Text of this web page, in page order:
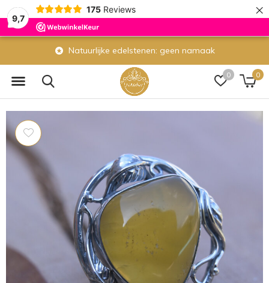
9,7
175 Reviews ×
0 0
Natuurlijke edelstenen: geen namaak